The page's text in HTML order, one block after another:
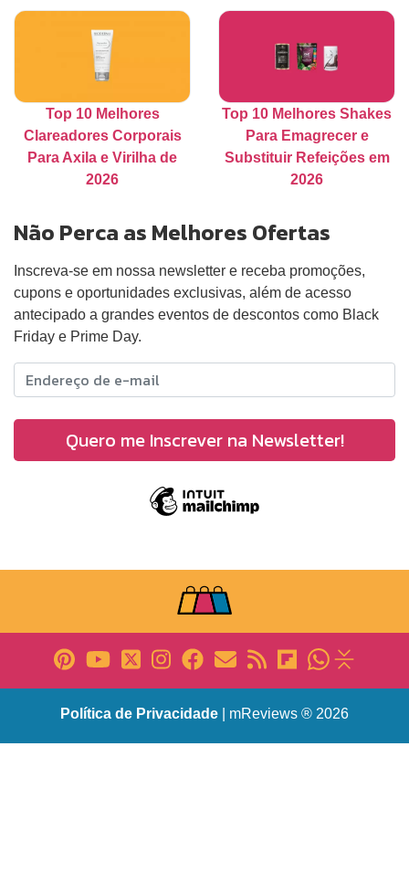
Top 10 Melhores
Clareadores Corporais
Para Axila e Virilha de
2026
Top 10 Melhores Shakes
Para Emagrecer e
Substituir Refeições em
2026
Não Perca as Melhores Ofertas
Inscreva-se em nossa newsletter e receba promoções,
cupons e oportunidades exclusivas, além de acesso
antecipado a grandes eventos de descontos como Black
Friday e Prime Day.
Política de Privacidade | mReviews ® 2026